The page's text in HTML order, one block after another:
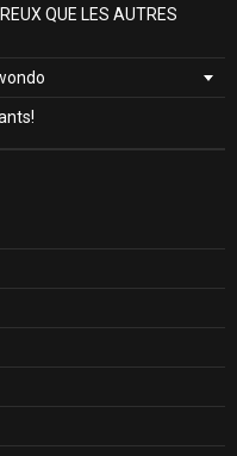
QUE LES AUTRES